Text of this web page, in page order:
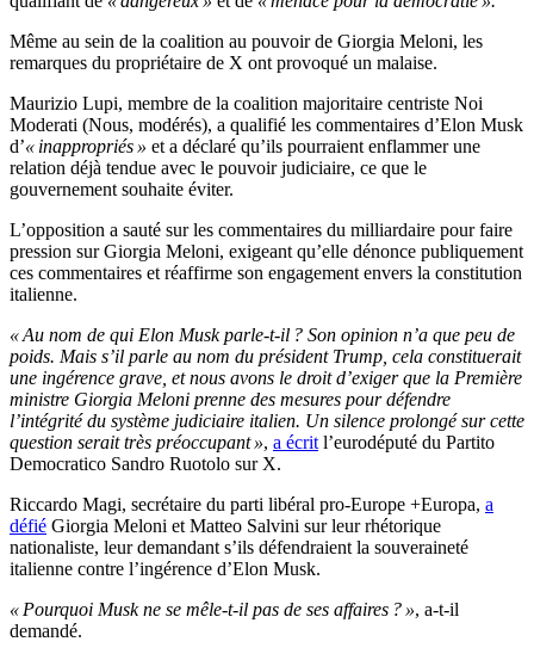
Même au sein de la coalition au pouvoir de Giorgia Meloni, les
remarques du propriétaire de X ont provoqué un malaise.
Maurizio Lupi, membre de la coalition majoritaire centriste Noi
Moderati (Nous, modérés), a qualifié les commentaires d’Elon Musk
d’« inappropriés » et a déclaré qu’ils pourraient enflammer une
relation déjà tendue avec le pouvoir judiciaire, ce que le
gouvernement souhaite éviter.
L’opposition a sauté sur les commentaires du milliardaire pour faire
pression sur Giorgia Meloni, exigeant qu’elle dénonce publiquement
ces commentaires et réaffirme son engagement envers la constitution
italienne.
« Au nom de qui Elon Musk parle-t-il ? Son opinion n’a que peu de
poids. Mais s’il parle au nom du président Trump, cela constituerait
une ingérence grave, et nous avons le droit d’exiger que la Première
ministre Giorgia Meloni prenne des mesures pour défendre
l’intégrité du système judiciaire italien. Un silence prolongé sur cette
question serait très préoccupant », a écrit l’eurodéputé du Partito
Democratico Sandro Ruotolo sur X.
Riccardo Magi, secrétaire du parti libéral pro-Europe +Europa, a
défié Giorgia Meloni et Matteo Salvini sur leur rhétorique
nationaliste, leur demandant s’ils défendraient la souveraineté
italienne contre l’ingérence d’Elon Musk.
« Pourquoi Musk ne se mêle-t-il pas de ses affaires ? », a-t-il
demandé.